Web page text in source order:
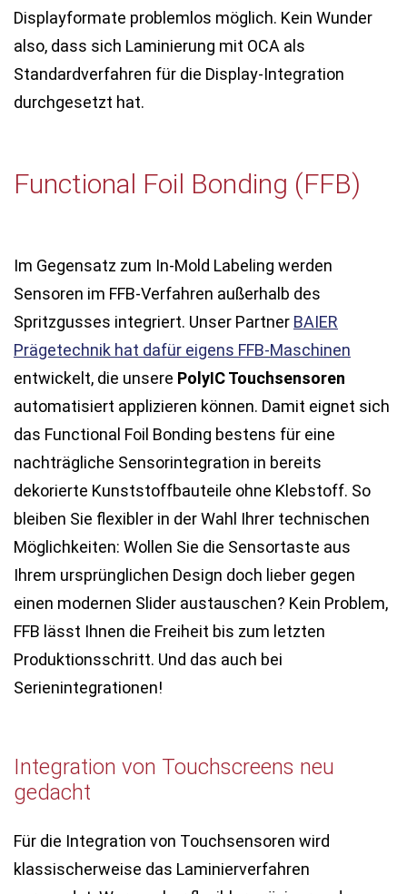
Displayformate problemlos möglich. Kein Wunder
also, dass sich Laminierung mit OCA als
Standardverfahren für die Display-Integration
durchgesetzt hat.
Functional Foil Bonding (FFB)
Im Gegensatz zum In-Mold Labeling werden
Sensoren im FFB-Verfahren außerhalb des
Spritzgusses integriert. Unser Partner BAIER
Prägetechnik hat dafür eigens FFB-Maschinen
entwickelt, die unsere PolyIC Touchsensoren
automatisiert applizieren können. Damit eignet sich
das Functional Foil Bonding bestens für eine
nachträgliche Sensorintegration in bereits
dekorierte Kunststoffbauteile ohne Klebstoff. So
bleiben Sie flexibler in der Wahl Ihrer technischen
Möglichkeiten: Wollen Sie die Sensortaste aus
Ihrem ursprünglichen Design doch lieber gegen
einen modernen Slider austauschen? Kein Problem,
FFB lässt Ihnen die Freiheit bis zum letzten
Produktionsschritt. Und das auch bei
Serienintegrationen!
Integration von Touchscreens neu
gedacht
Für die Integration von Touchsensoren wird
klassischerweise das Laminierverfahren